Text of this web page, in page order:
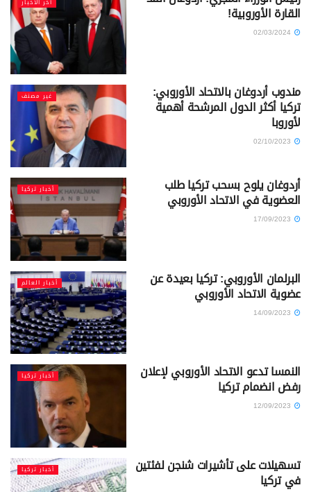
آخر الأخبار
القارة الأوروبية!
غير مصنف مندوب أردوغان بالاتحاد الأوروبي:
تركيا أكثر الدول المرشحة أهمية
لأوروبا
أخبار تركيا أردوغان يلوح بسحب تركيا طلب
العضوية في الاتحاد الأوروبي
أخبار العالم البرلمان الأوروبي: تركيا بعيدة عن
عضوية الاتحاد الأوروبي
أخبار تركيا النمسا تدعو الاتحاد الأوروبي لإعلان
رفض انضمام تركيا
أخبار تركيا تسهيلات على تأشيرات شنجن لفئتين
في تركيا